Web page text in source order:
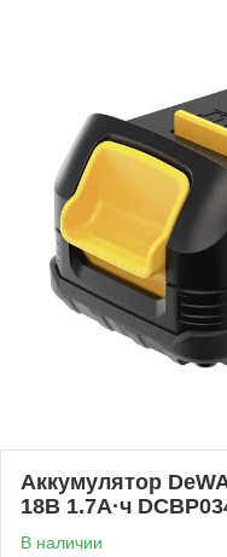
Аккумулятор
18В 1.7А·ч
В наличии